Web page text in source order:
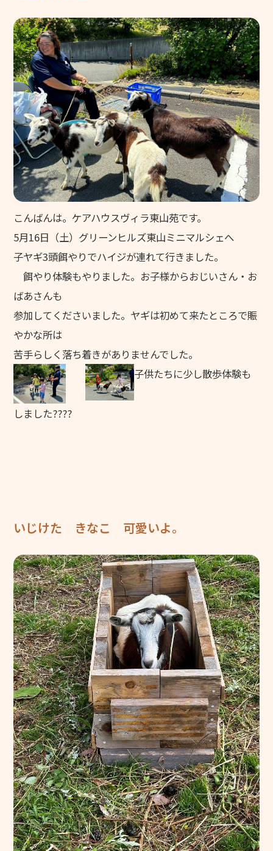
研修センターについて
福利厚生
働く環境
施設ブログ
個人情報保護方針
こんばんは。ケアハウスヴィラ東山苑です。
5月16日（土）グリーンヒルズ東山ミニマルシェへ
子ヤギ3頭餌やりでハイジが連れて行きました。
餌やり体験もやりました。お子様からおじいさん・お
ばあさんも
参加してくださいました。ヤギは初めて来たところで賑
やかな所は
苦手らしく落ち着きがありませんでした。
子供たちに少し散歩体験も
しました????
いじけた きなこ 可愛いよ。